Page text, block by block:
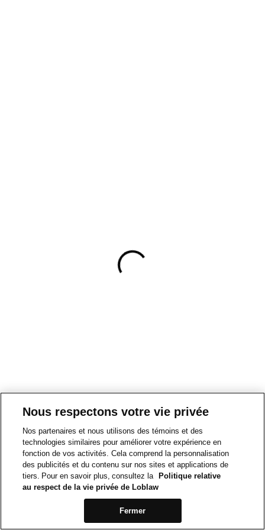
Nous respectons votre vie privée
Nos partenaires et nous utilisons des témoins et des
technologies similaires pour améliorer votre expérience en
fonction de vos activités. Cela comprend la personnalisation
des publicités et du contenu sur nos sites et applications de
tiers. Pour en savoir plus, consultez la
Politique relative
au respect de la vie privée de Loblaw
Fermer